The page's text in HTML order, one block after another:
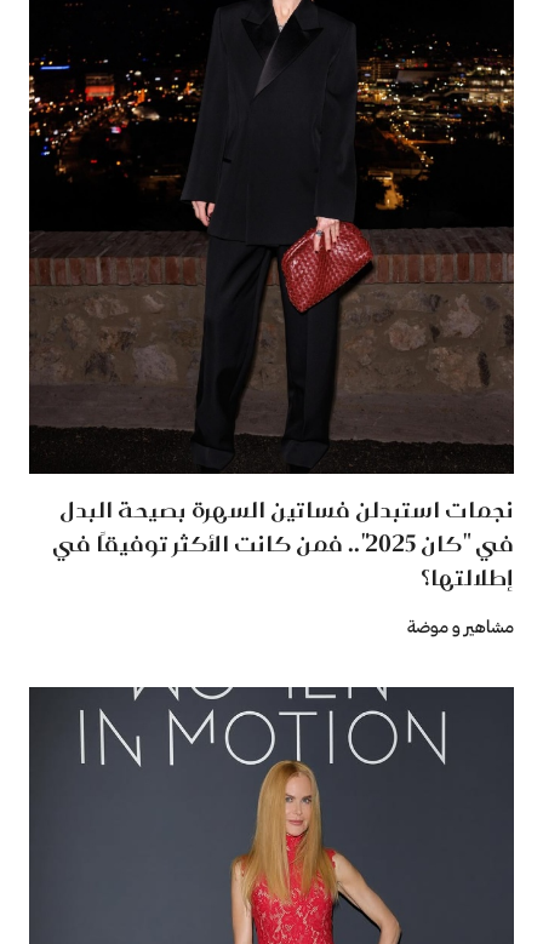
نجمات استبدلن فساتين السهرة بصيحة البدل
في "كان 2025".. فمن كانت الأكثر توفيقًا في
إطلالتها؟
مشاهير و موضة